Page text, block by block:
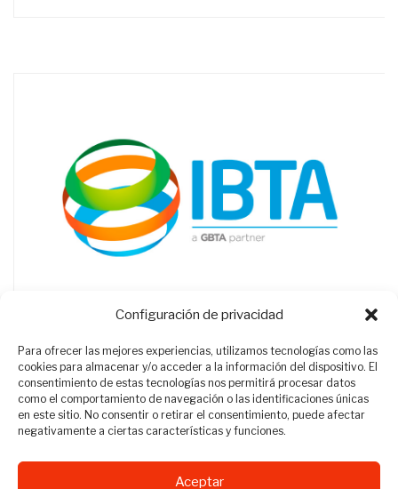
Configuración de privacidad
Para ofrecer las mejores experiencias, utilizamos tecnologías como las
cookies para almacenar y/o acceder a la información del dispositivo. El
consentimiento de estas tecnologías nos permitirá procesar datos
como el comportamiento de navegación o las identificaciones únicas
en este sitio. No consentir o retirar el consentimiento, puede afectar
negativamente a ciertas características y funciones.
Aceptar